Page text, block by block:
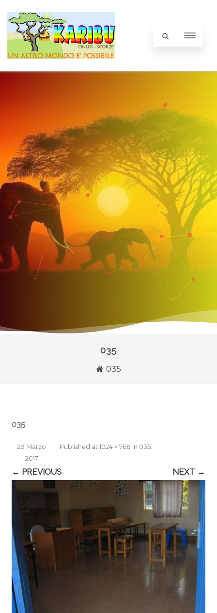
035
035
035
Published
29 Marzo
2017
at 1024 × 768 in 035
← PREVIOUS NEXT →